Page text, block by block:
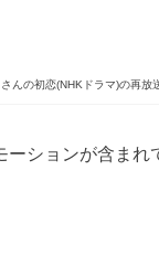
んの初恋(NHKドラマ)の再放
ーションが含まれ